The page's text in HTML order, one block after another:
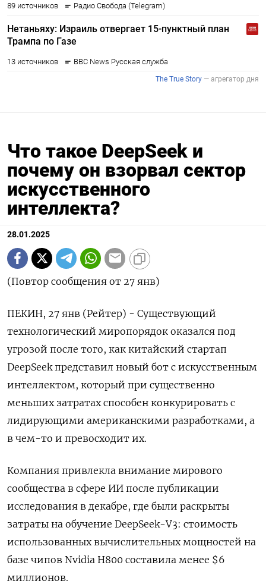
Что такое DeepSeek и
почему он взорвал сектор
искусственного
интеллекта?
28.01.2025
(Повтор сообщения от 27 янв)
ПЕКИН, 27 янв (Рейтер) - Существующий
технологический миропорядок оказался под
угрозой после того, как китайский стартап
DeepSeek представил новый бот с искусственным
интеллектом, который при существенно
меньших затратах способен конкурировать с
лидирующими американскими разработками, а
в чем-то и превосходит их.
Компания привлекла внимание мирового
сообщества в сфере ИИ после публикации
исследования в декабре, где были раскрыты
затраты на обучение DeepSeek-V3: стоимость
использованных вычислительных мощностей на
базе чипов Nvidia H800 составила менее $6
миллионов.